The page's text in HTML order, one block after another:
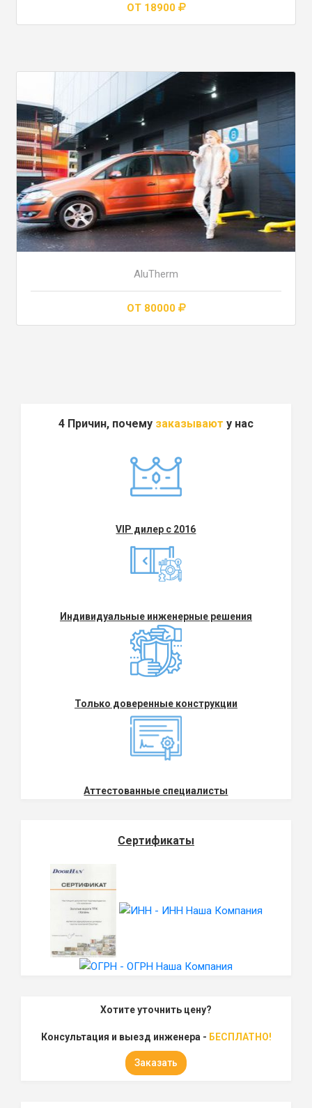
ОТ 18900
AluTherm
ОТ 80000
4 Причин, почему заказывают у нас
VIP дилер с 2016
Индивидуальные инженерные решения
Только доверенные конструкции
Аттестованные специалисты
Сертификаты
Хотите уточнить цену?
Консультация и выезд инженера - БЕСПЛАТНО!
Заказать